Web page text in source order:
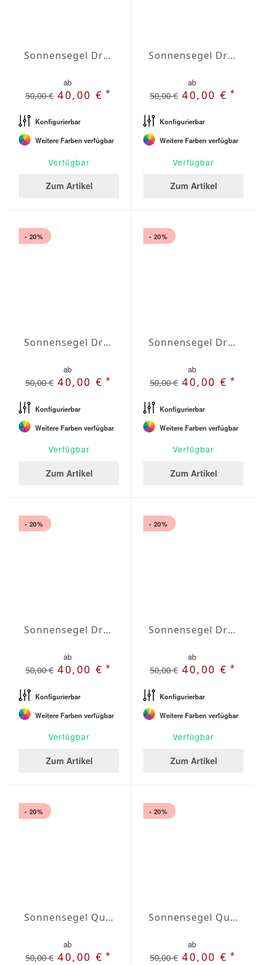
Sonnensegel Dreieck rechtwinklig Wasserabweisend Olefin 3,5 x 3,5 x 5m
ab
50,00 € 40,00 €*
Konfigurierbar
Weitere Farben verfügbar
Verfügbar
Zum Artikel
Sonnensegel Dreieck rechtwinklig Wasserabweisend Olefin 4 x 4 x 5,7m
ab
50,00 € 40,00 €*
Konfigurierbar
Weitere Farben verfügbar
Verfügbar
Zum Artikel
- 20%
Sonnensegel Dreieck rechtwinklig Wasserabweisend Olefin 4,5 x 4,5 x 6,4m
ab
50,00 € 40,00 €*
Konfigurierbar
Weitere Farben verfügbar
Verfügbar
Zum Artikel
- 20%
Sonnensegel Dreieck rechtwinklig Wasserabweisend Olefin 5 x 5 x 7,1m
ab
50,00 € 40,00 €*
Konfigurierbar
Weitere Farben verfügbar
Verfügbar
Zum Artikel
- 20%
Sonnensegel Dreieck rechtwinklig Wasserabweisend Olefin 5,5 x 5,5 x 7,8m
ab
50,00 € 40,00 €*
Konfigurierbar
Weitere Farben verfügbar
Verfügbar
Zum Artikel
- 20%
Sonnensegel Dreieck rechtwinklig Wasserabweisend Olefin 6 x 6 x 8,5m
ab
50,00 € 40,00 €*
Konfigurierbar
Weitere Farben verfügbar
Verfügbar
Zum Artikel
- 20%
Sonnensegel Quadrat Wasserabweisend Agora quadrat 2 x 2m
ab
50,00 € 40,00 €*
- 20%
Sonnensegel Quadrat Wasserabweisend Agora quadrat 2,5 x 2,5m
ab
50,00 € 40,00 €*